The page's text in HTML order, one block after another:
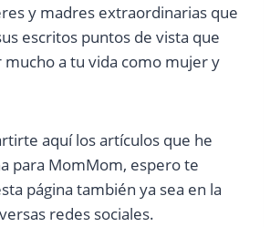
y madres extraordinarias que
escritos puntos de vista que
a tu vida como mujer y
aquí los artículos que he
para MomMom, espero te
página también ya sea en la
redes sociales.